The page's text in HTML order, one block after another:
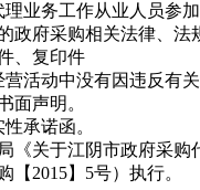
理业务工作从业人员参
政府采购相关法律、法
、复印件
营活动中没有因违反有
面声明。
承诺函。
《关于江阴市政府采购
【2015】5号）执行。